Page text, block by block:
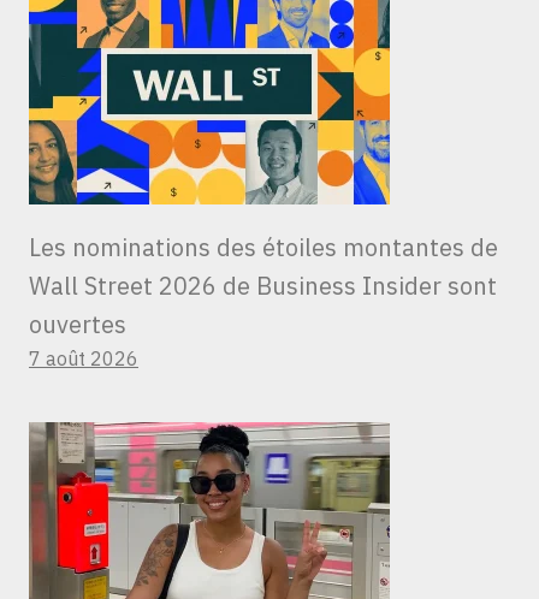
Les nominations des étoiles montantes de
Wall Street 2026 de Business Insider sont
ouvertes
7 août 2026